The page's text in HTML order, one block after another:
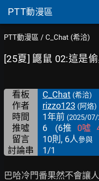
PTT動漫區
PTT動漫區 / C_Chat (希洽)
[25夏] 鼴鼠 02:這是
看板 C_Chat (希洽)
作者 rizzo123 (阿烙)
時間 1年前 (2025/
推噓 6 (6推 0噓
留言
10則, 6人參與
討論串 1/1
巴哈冷門番果然不會讓